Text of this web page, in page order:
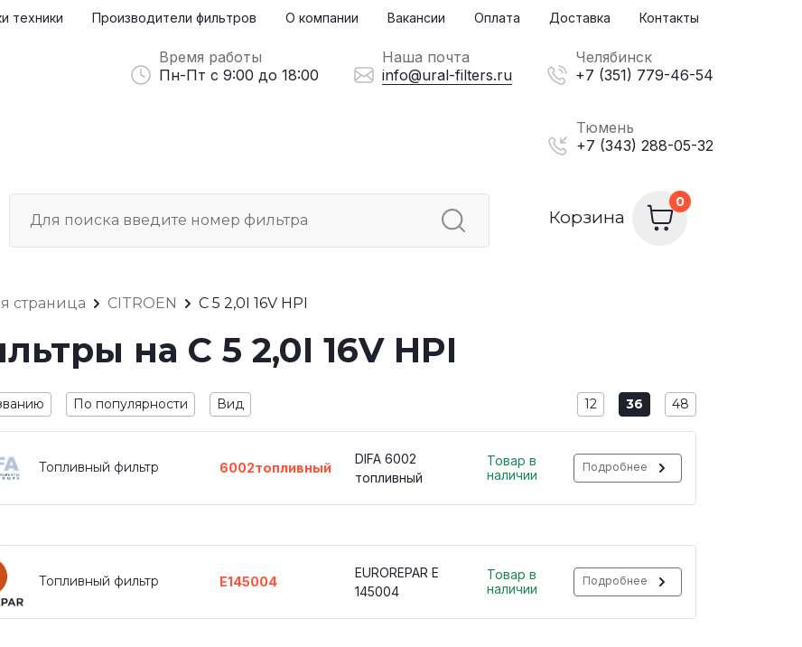
Корзина
техники Производители фильтров О компании Вакансии Оплата Доставка Контакты
Время работы
Пн-Пт с 9:00 до 18:00
Наша почта
info@ural-filters.ru
Челябинск
+7 (351) 779-46-54
Тюмень
+7 (343) 288-05-32
страница CITROEN C 5 2,0I 16V HPI
на C 5 2,0I 16V HPI
По популярности Вид 12 36 48
Топливный фильтр 6002топливный
DIFA 6002
топливный
Товар в
наличии
Подробнее
Топливный фильтр E145004
EUROREPAR E
145004
Товар в
наличии
Подробнее